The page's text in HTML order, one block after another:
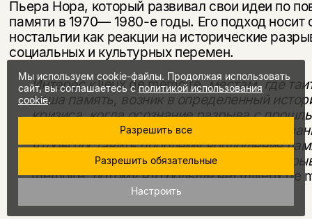
Пьера Нора, который развивал свои идеи по
памяти в 1970— 1980-е годы. Его подход носит
ностальгии как реакции на исторические
социальных и культурных перемен.
Интерес кlieux de memoire,местам, где
наша па­мять, возник в определенный
кризиса, когда осозна­ние разрыва с
чувством разорванной памяти, но
чтобы поставить проблему воплощения
осталось ощущение исторической
memoire,потому что больше нетmilieux de
[39].
Мы используем cookie-файлы. Продолжая использовать
сайт, вы соглашаетесь сполитикой использования
cookie.
Разрешить все
Разрешить обязательные
Настроить